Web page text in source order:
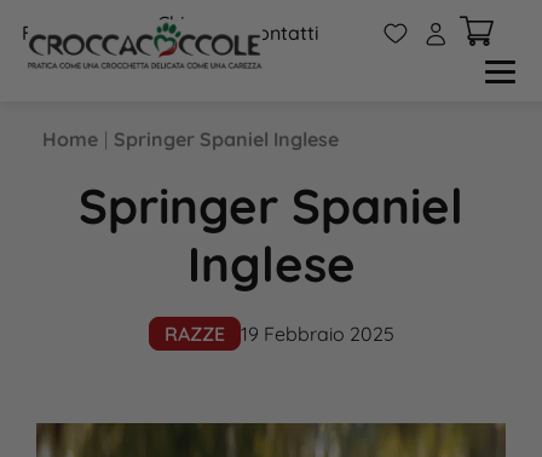
FAQs
Chi
siamo
Contatti W A
Home | Springer Spaniel Inglese
Springer Spaniel
Inglese
RAZZE 19 Febbraio 2025